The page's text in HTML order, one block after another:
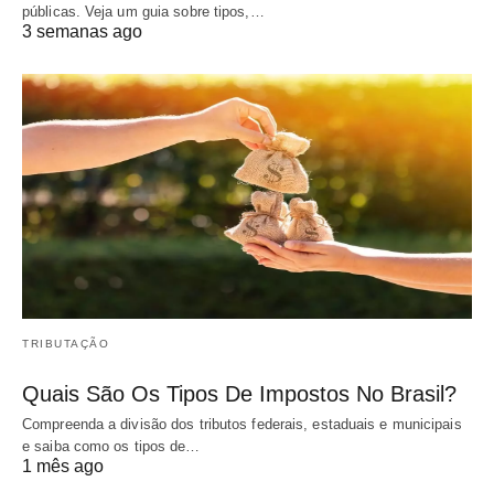
públicas. Veja um guia sobre tipos,…
3 semanas ago
TRIBUTAÇÃO
Quais São Os Tipos De Impostos No Brasil?
Compreenda a divisão dos tributos federais, estaduais e municipais
e saiba como os tipos de…
1 mês ago